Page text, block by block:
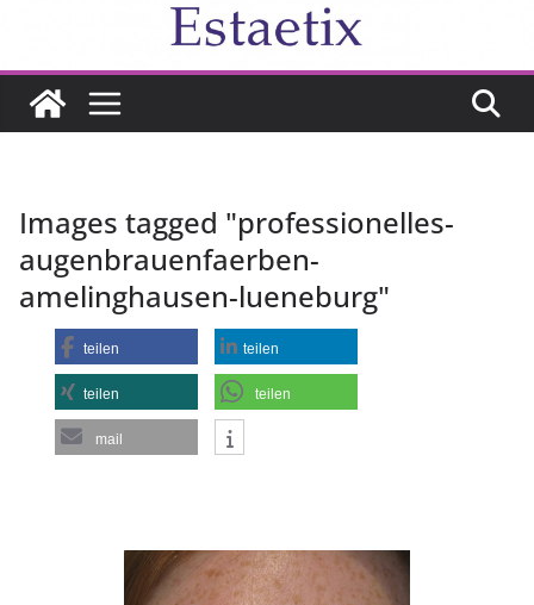
Images tagged "professionelles-
augenbrauenfaerben-
amelinghausen-lueneburg"
teilen teilen
teilen teilen
mail